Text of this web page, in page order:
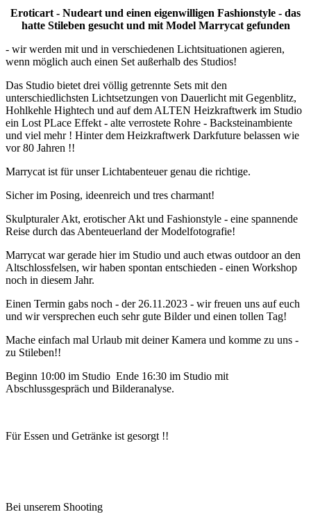
Eroticart - Nudeart und einen eigenwilligen Fashionstyle - das
hatte Stileben gesucht und mit Model Marrycat gefunden
- wir werden mit und in verschiedenen Lichtsituationen agieren,
wenn möglich auch einen Set außerhalb des Studios!
Das Studio bietet drei völlig getrennte Sets mit den
unterschiedlichsten Lichtsetzungen von Dauerlicht mit Gegenblitz,
Hohlkehle Hightech und auf dem ALTEN Heizkraftwerk im Studio
ein Lost PLace Effekt - alte verrostete Rohre - Backsteinambiente
und viel mehr ! Hinter dem Heizkraftwerk Darkfuture belassen wie
vor 80 Jahren !!
Marrycat ist für unser Lichtabenteuer genau die richtige.
Sicher im Posing, ideenreich und tres charmant!
Skulpturaler Akt, erotischer Akt und Fashionstyle - eine spannende
Reise durch das Abenteuerland der Modelfotografie!
Marrycat war gerade hier im Studio und auch etwas outdoor an den
Altschlossfelsen, wir haben spontan entschieden - einen Workshop
noch in diesem Jahr.
Einen Termin gabs noch - der 26.11.2023 - wir freuen uns auf euch
und wir versprechen euch sehr gute Bilder und einen tollen Tag!
Mache einfach mal Urlaub mit deiner Kamera und komme zu uns -
zu Stileben!!
Beginn 10:00 im Studio Ende 16:30 im Studio mit
Abschlussgespräch und Bilderanalyse.
Für Essen und Getränke ist gesorgt !!
Bei unserem Shooting